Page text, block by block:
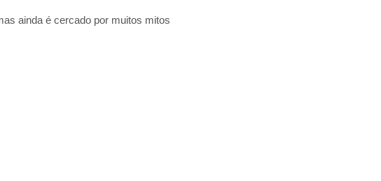
ainda é cercado por muitos mitos